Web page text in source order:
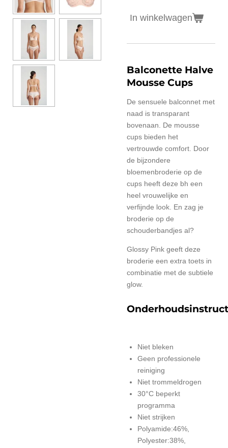
In winkelwagen
Balconette Halve
Mousse Cups
De sensuele balconnet met
naad is transparant
bovenaan. De mousse
cups bieden het
vertrouwde comfort. Door
de bijzondere
bloemenbroderie op de
cups heeft deze bh een
heel vrouwelijke en
verfijnde look. En zag je
broderie op de
schouderbandjes al?
Glossy Pink geeft deze
broderie een extra toets in
combinatie met de subtiele
glow.
Niet bleken
Geen professionele
reiniging
Niet trommeldrogen
30°C beperkt
programma
Niet strijken
Polyamide:46%,
Polyester:38%,